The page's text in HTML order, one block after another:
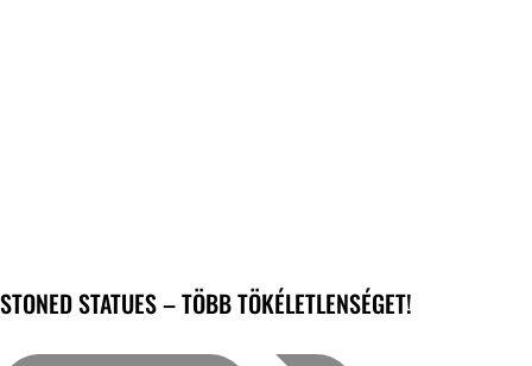
STONED STATUES – TÖBB TÖKÉLETLENSÉGET!